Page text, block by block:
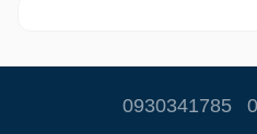
0930341785